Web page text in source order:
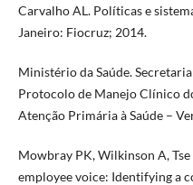
Carvalho AL. Políticas e
Janeiro: Fiocruz; 2014.
Ministério da Saúde.
Protocolo de Manejo Clínico
Atenção Primária à Saúde –
Mowbray PK, Wilkinson A,
employee voice: Identifying a